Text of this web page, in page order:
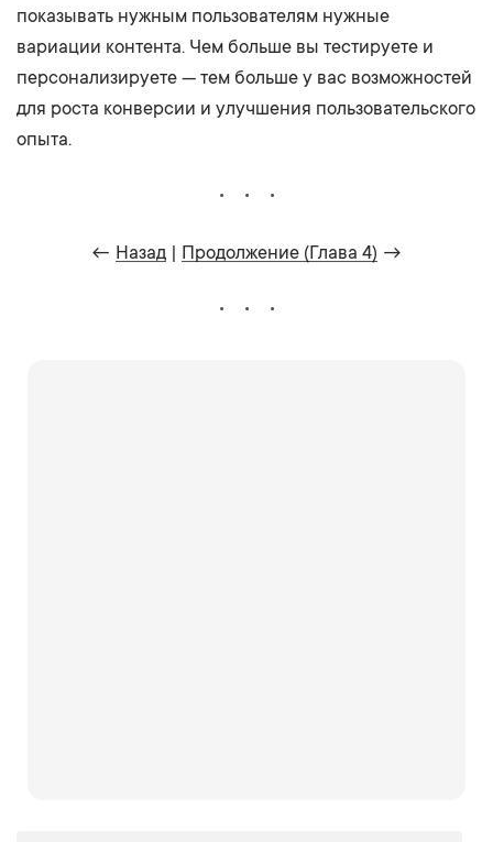
показывать нужным пользователям нужные
вариации контента. Чем больше вы тестируете и
персонализируете — тем больше у вас возможностей
для роста конверсии и улучшения пользовательского
опыта.
← Назад | Продолжение (Глава 4) →